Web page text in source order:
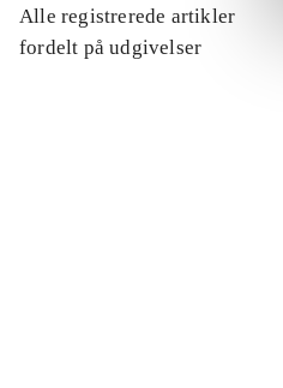
Alle registrerede artikler
fordelt på udgivelser